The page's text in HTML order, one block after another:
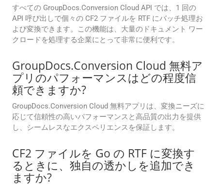
すべての GroupDocs.Conversion Cloud API では、1 回の
API 呼び出しで個々の CF2 ファイルを RTF にバッチ処理お
よび変換できます。この機能は、大量のドキュメント ワー
クロードを処理する企業にとって非常に便利です。
GroupDocs.Conversion Cloud 無料ア
プリのパフォーマンスはどの程度信
頼できますか?
GroupDocs.Conversion Cloud 無料アプリは、変換ニーズに
応じて信頼性の高いパフォーマンスと高品質の出力を提供
し、シームレスなエクスペリエンスを保証します。
CF2 ファイルを Go の RTF に変換す
るときに、独自の透かしを追加でき
ますか?